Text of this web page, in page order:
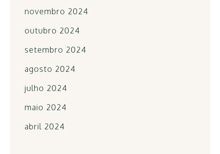
novembro 2024
outubro 2024
setembro 2024
agosto 2024
julho 2024
maio 2024
abril 2024